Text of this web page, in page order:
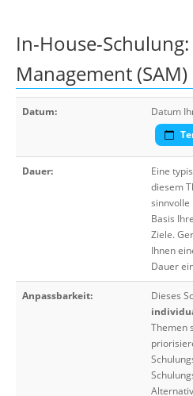
In-House-
Management (SAM)
Datum:
Datum
Dauer:
Eine
diesem
sinnvolle
Basis
Ziele.
Ihnen
Dauer
Anpassbarkeit: Dieses
Themen